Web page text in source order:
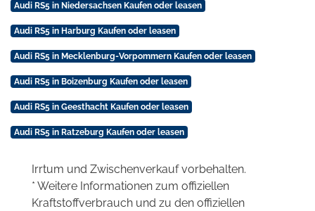
Audi RS5 in Niedersachsen Kaufen oder leasen
Audi RS5 in Harburg Kaufen oder leasen
Audi RS5 in Mecklenburg-Vorpommern Kaufen oder leasen
Audi RS5 in Boizenburg Kaufen oder leasen
Audi RS5 in Geesthacht Kaufen oder leasen
Audi RS5 in Ratzeburg Kaufen oder leasen
Irrtum und Zwischenverkauf vorbehalten.
* Weitere Informationen zum offiziellen
Kraftstoffverbrauch und zu den offiziellen